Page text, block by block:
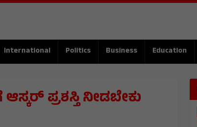
International Politics Business Education
ಪ್ರಶಸ್ತಿ ನೀಡಬೇಕು